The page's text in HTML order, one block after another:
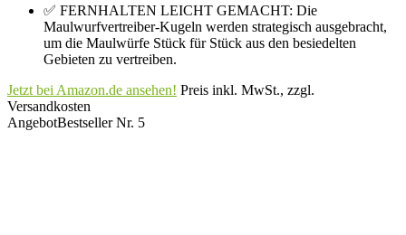
✅ FERNHALTEN LEICHT GEMACHT: Die
Maulwurfvertreiber-Kugeln werden strategisch ausgebracht,
um die Maulwürfe Stück für Stück aus den besiedelten
Gebieten zu vertreiben.
Jetzt bei Amazon.de ansehen! Preis inkl. MwSt., zzgl.
Versandkosten
AngebotBestseller Nr. 5